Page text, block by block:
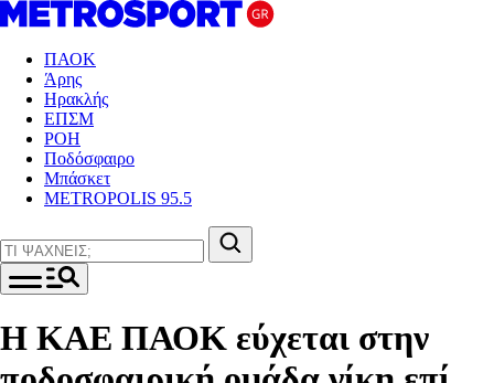
ΠΑΟΚ
Άρης
Ηρακλής
ΕΠΣΜ
ΡΟΗ
Ποδόσφαιρο
Μπάσκετ
METROPOLIS 95.5
Η ΚΑΕ ΠΑΟΚ εύχεται στην